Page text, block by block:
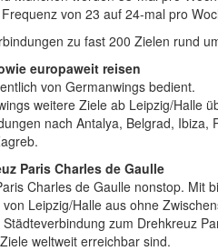
von 23 auf 24-mal pro
zu fast 200 Zielen rund
europaweit reisen
von Germanwings bedient.
weitere Ziele ab Leipzig/Halle
nach Antalya, Belgrad, Ibiza,
Paris Charles de Gaulle
Charles de Gaulle nonstop. Mit
Leipzig/Halle aus ohne
zum Drehkreuz
weltweit erreichbar sind.